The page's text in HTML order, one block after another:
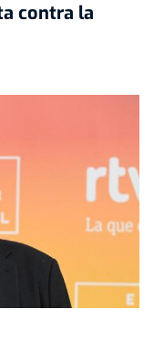
contra la